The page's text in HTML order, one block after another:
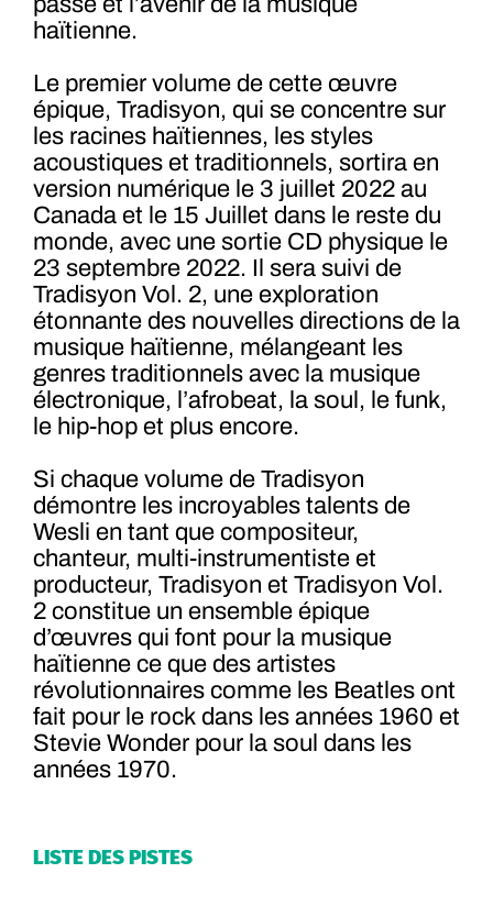
haïtienne.
Le premier volume de cette œuvre
épique, Tradisyon, qui se concentre sur
les racines haïtiennes, les styles
acoustiques et traditionnels, sortira en
version numérique le 3 juillet 2022 au
Canada et le 15 Juillet dans le reste du
monde, avec une sortie CD physique le
23 septembre 2022. Il sera suivi de
Tradisyon Vol. 2, une exploration
étonnante des nouvelles directions de la
musique haïtienne, mélangeant les
genres traditionnels avec la musique
électronique, l’afrobeat, la soul, le funk,
le hip-hop et plus encore.
Si chaque volume de Tradisyon
démontre les incroyables talents de
Wesli en tant que compositeur,
chanteur, multi-instrumentiste et
producteur, Tradisyon et Tradisyon Vol.
2 constitue un ensemble épique
d’œuvres qui font pour la musique
haïtienne ce que des artistes
révolutionnaires comme les Beatles ont
fait pour le rock dans les années 1960 et
Stevie Wonder pour la soul dans les
années 1970.
LISTE DES PISTES